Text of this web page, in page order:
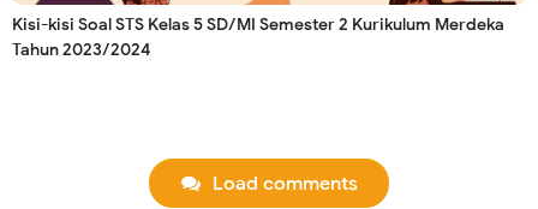
Kisi-kisi Soal STS Kelas 5 SD/MI Semester 2 Kurikulum Merdeka
Tahun 2023/2024
Load comments